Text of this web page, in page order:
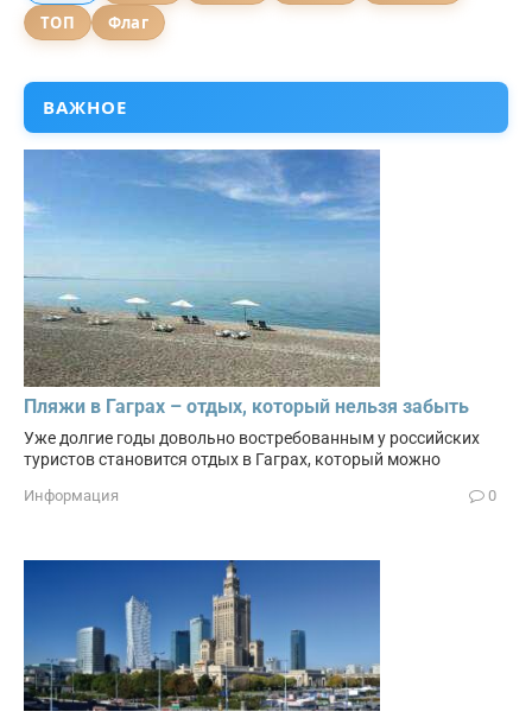
ТОП
Флаг
ВАЖНОЕ
Пляжи в Гаграх – отдых, который нельзя забыть
Уже долгие годы довольно востребованным у российских
туристов становится отдых в Гаграх, который можно
Информация 0